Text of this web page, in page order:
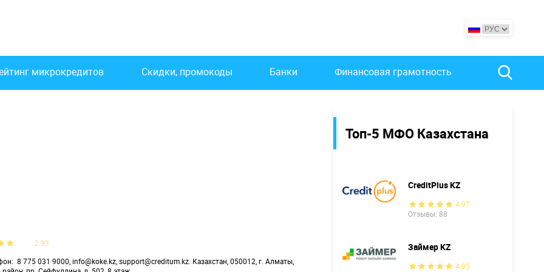
микрокредитов Скидки, промокоды Банки Финансовая грамотность
Топ-5 МФО Казахстана
CreditPlus KZ
4.97
Отзывы: 88
Займер KZ
4.95
2.93
8 775 031 9000, info@koke.kz, support@creditum.kz. Казахстан, 050012, г. Алматы,